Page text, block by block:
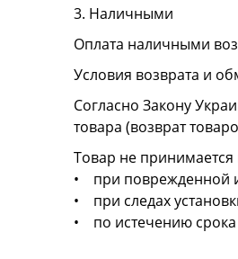
3. Наличными
Оплата наличными
Условия возврата и
Согласно Закону
товара (возврат
Товар не принимается
• при поврежденной
• при следах
• по истечению срока